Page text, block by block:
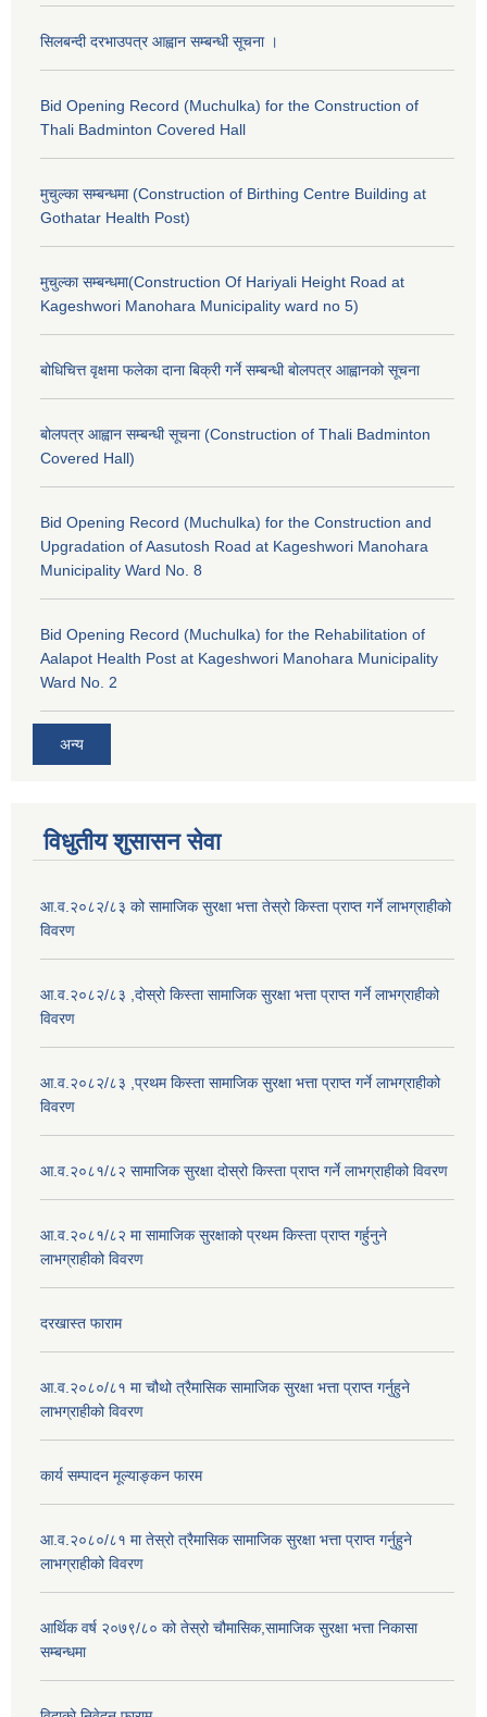
सिलबन्दी दरभाउपत्र आह्वान सम्बन्धी सूचना ।
Bid Opening Record (Muchulka) for the Construction of
Thali Badminton Covered Hall
मुचुल्का सम्बन्धमा (Construction of Birthing Centre Building at
Gothatar Health Post)
मुचुल्का सम्बन्धमा(Construction Of Hariyali Height Road at
Kageshwori Manohara Municipality ward no 5)
बोधिचित्त वृक्षमा फलेका दाना बिक्री गर्ने सम्बन्धी बोलपत्र आह्वानको सूचना
बोलपत्र आह्वान सम्बन्धी सूचना (Construction of Thali Badminton
Covered Hall)
Bid Opening Record (Muchulka) for the Construction and
Upgradation of Aasutosh Road at Kageshwori Manohara
Municipality Ward No. 8
Bid Opening Record (Muchulka) for the Rehabilitation of
Aalapot Health Post at Kageshwori Manohara Municipality
Ward No. 2
अन्य
विधुतीय शुसासन सेवा
आ.व.२०८२/८३ को सामाजिक सुरक्षा भत्ता तेस्रो किस्ता प्राप्त गर्ने लाभग्राहीको
विवरण
आ.व.२०८२/८३ ,दोस्रो किस्ता सामाजिक सुरक्षा भत्ता प्राप्त गर्ने लाभग्राहीको
विवरण
आ.व.२०८२/८३ ,प्रथम किस्ता सामाजिक सुरक्षा भत्ता प्राप्त गर्ने लाभग्राहीको
विवरण
आ.व.२०८१/८२ सामाजिक सुरक्षा दोस्रो किस्ता प्राप्त गर्ने लाभग्राहीको विवरण
आ.व.२०८१/८२ मा सामाजिक सुरक्षाको प्रथम किस्ता प्राप्त गर्हुनुने
लाभग्राहीको विवरण
दरखास्त फाराम
आ.व.२०८०/८१ मा चौथो त्रैमासिक सामाजिक सुरक्षा भत्ता प्राप्त गर्नुहुने
लाभग्राहीको विवरण
कार्य सम्पादन मूल्याङ्कन फारम
आ.व.२०८०/८१ मा तेस्रो त्रैमासिक सामाजिक सुरक्षा भत्ता प्राप्त गर्नुहुने
लाभग्राहीको विवरण
आर्थिक वर्ष २०७९/८० को तेस्रो चौमासिक,सामाजिक सुरक्षा भत्ता निकासा
सम्बन्धमा